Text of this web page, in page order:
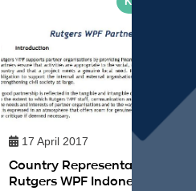
17 April 2017
Country Representative Baru
Rutgers WPF Indonesia: dr.